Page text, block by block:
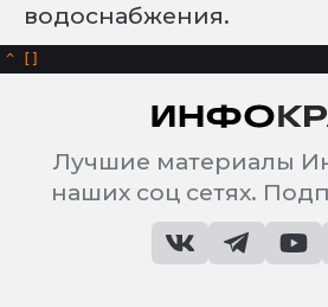
водоснабжения.
^
Лучшие материалы
наших соц сетях.